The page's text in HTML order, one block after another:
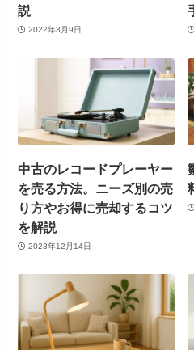
説
2022年3月9日
中古のレコードプレーヤー
を売る方法。ニーズ別の売
り方やお得に売却するコツ
を解説
2023年12月14日